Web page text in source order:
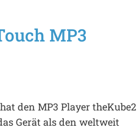
MP3
den MP3 Player theKube2
Gerät als den weltweit